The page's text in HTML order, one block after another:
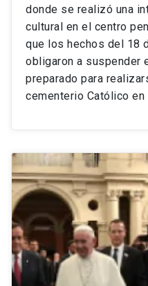
donde se realizó una
cultural en el centro
que los hechos del 18
obligaron a suspender
preparado para
cementerio Católico